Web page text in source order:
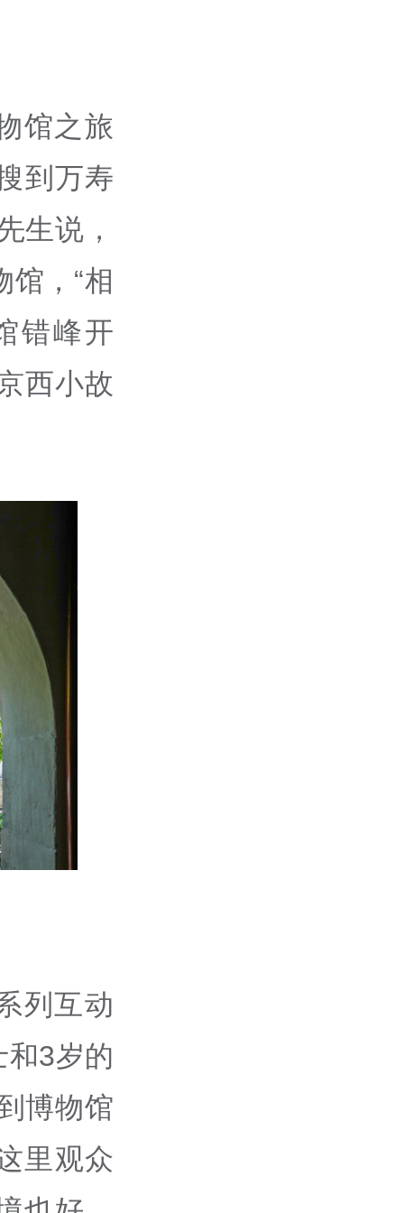
馆之旅
到万寿
生说，
，“相
错峰开
西小故
列互动
和3岁的
博物馆
里观众